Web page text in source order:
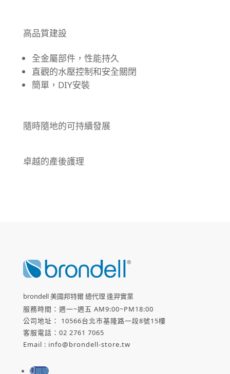
高品質建設
全金屬部件，性能持久
直觀的水壓控制和安全關閉
簡單，DIY安裝
隨時隨地的可持續發展
卓越的產後護理
brondell 美國邦特爾 總代理 逢羿實業
服務時間：週一~週五 AM9:00~PM18:00
公司地址： 10566台北市基隆路一段8號15樓
客服電話： 02 2761 7065
Email : info@brondell-store.tw
跟隨